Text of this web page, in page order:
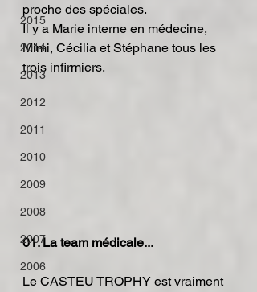
2015
2014
2013
2012
2011
2010
2009
2008
2007
2006
proche des spéciales.
Il y a Marie interne en médecine,
Mimi, Cécilia et Stéphane tous les
trois infirmiers.
01. La team médicale...
Le CASTEU TROPHY est vraiment